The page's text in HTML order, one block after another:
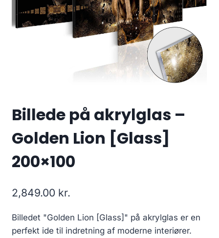
Billede på akrylglas –
Golden Lion [Glass]
200×100
2,849.00 kr.
Billedet "Golden Lion [Glass]" på akrylglas er en
perfekt ide til indretning af moderne interiører.